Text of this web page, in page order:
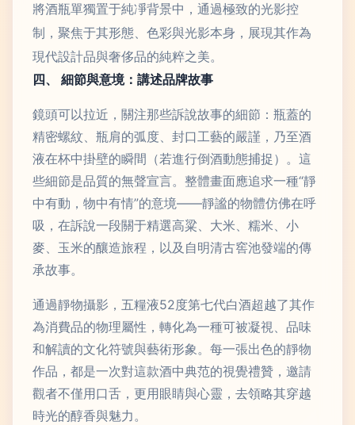
將酒瓶單獨置于純凈背景中，通過極致的光影控
制，聚焦于其形態、色彩與光影本身，展現其作為
現代設計品與奢侈品的純粹之美。
四、 細節與意境：講述品牌故事
鏡頭可以拉近，關注那些訴說故事的細節：瓶蓋的
精密螺紋、瓶肩的弧度、封口工藝的嚴謹，乃至酒
液在杯中掛壁的瞬間（若進行倒酒動態捕捉）。這
些細節是品質的無聲宣言。整體畫面應追求一種“靜
中有動，物中有情”的意境——靜謐的物體仿佛在呼
吸，在訴說一段關于精選高粱、大米、糯米、小
麥、玉米的釀造旅程，以及自明清古窖池發端的傳
承故事。
通過靜物攝影，五糧液52度第七代白酒超越了其作
為消費品的物理屬性，轉化為一種可被凝視、品味
和解讀的文化符號與藝術形象。每一張出色的靜物
作品，都是一次對這款酒中典范的視覺禮贊，邀請
觀者不僅用口舌，更用眼睛與心靈，去領略其穿越
時光的醇香與魅力。